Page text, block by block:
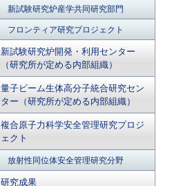
新試験研究炉産学共同研究部門
フロンティア研究プロジェクト
新試験研究炉開発・利用センター
（研究所が定める内部組織）
量子ビーム生体高分子統合研究セン
ター（研究所が定める内部組織）
複合原子力科学安全管理研究プロジ
ェクト
放射性同位体安全管理研究分野
研究成果